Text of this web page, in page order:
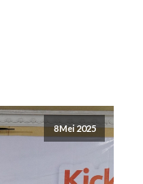
8 Mei 2025